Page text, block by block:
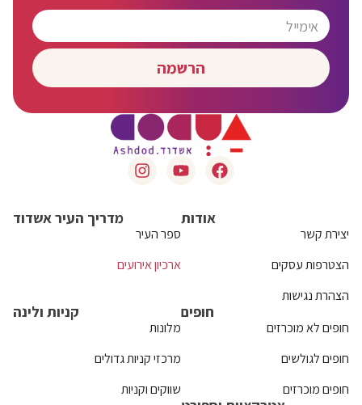
הרשמה
אודות
יצירת קשר
הצטרפות עסקים
הצהרת נגישות
מדריך העיר אשדוד
ספר העיר
ארכיון אירועים
חופים
חופים לא מוכרזים
חופים לגולשים
חופים מוכרזים
קניות ולינה
מלונות
מרכזי קניות גדולים
שווקים וקניות